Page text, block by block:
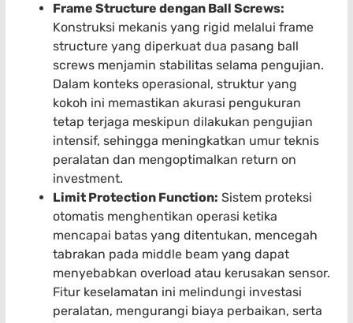
Frame Structure dengan Ball Screws:
Konstruksi mekanis yang rigid melalui frame
structure yang diperkuat dua pasang ball
screws menjamin stabilitas selama pengujian.
Dalam konteks operasional, struktur yang
kokoh ini memastikan akurasi pengukuran
tetap terjaga meskipun dilakukan pengujian
intensif, sehingga meningkatkan umur teknis
peralatan dan mengoptimalkan return on
investment.
Limit Protection Function: Sistem proteksi
otomatis menghentikan operasi ketika
mencapai batas yang ditentukan, mencegah
tabrakan pada middle beam yang dapat
menyebabkan overload atau kerusakan sensor.
Fitur keselamatan ini melindungi investasi
peralatan, mengurangi biaya perbaikan, serta